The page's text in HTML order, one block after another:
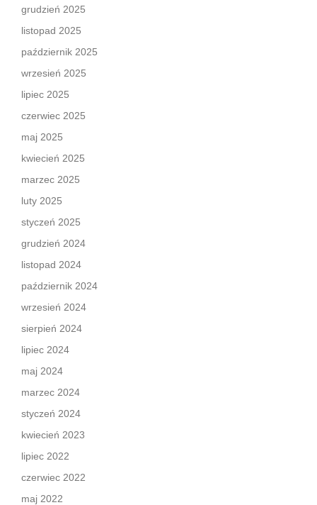
grudzień 2025
listopad 2025
październik 2025
wrzesień 2025
lipiec 2025
czerwiec 2025
maj 2025
kwiecień 2025
marzec 2025
luty 2025
styczeń 2025
grudzień 2024
listopad 2024
październik 2024
wrzesień 2024
sierpień 2024
lipiec 2024
maj 2024
marzec 2024
styczeń 2024
kwiecień 2023
lipiec 2022
czerwiec 2022
maj 2022